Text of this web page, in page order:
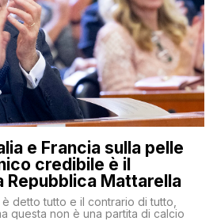
e Francia sulla pelle
credibile è il
Repubblica Mattarella
detto tutto e il contrario di tutto,
questa non è una partita di calcio